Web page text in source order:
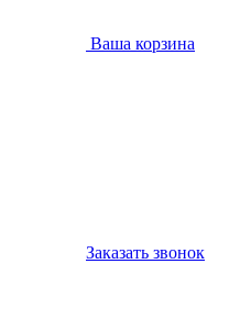
Ваша корзина
Заказать звонок